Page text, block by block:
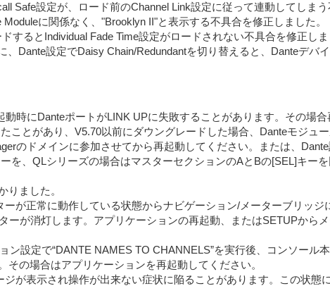
Safe設定が、ロード前のChannel Link設定に従って連動してしまう
に関係なく、"Brooklyn II"と表示する不具合を修正しました。
するとIndividual Fade Time設定がロードされない不具合を修正しま
Dante設定でDaisy Chain/Redundantを切り替えると、Danteデバ
時にDanteポートがLINK UPに失敗することがあります。その場合
ことがあり、V5.70以前にダウングレードした場合、Danteモジュ
のドメインに参加させてから再起動してください。または、
を、QLシリーズの場合はマスターセクションのAとBの[SEL]キー
りました。
が正常に動作している状態からナビゲーション/メーターブリッ
ーが消灯します。アプリケーションの再起動、またはSETUPから
設定で“DANTE NAMES TO CHANNELS”を実行後、コンソール
の場合はアプリケーションを再起動してください。
が表示され操作が出来ない症状に陥ることがあります。この状態